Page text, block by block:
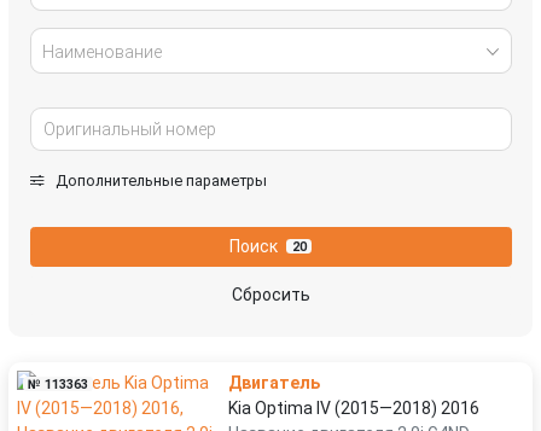
Наименование
Дополнительные параметры
Поиск 20
Сбросить
№ 113363
Двигатель
Kia Optima IV (2015—2018) 2016